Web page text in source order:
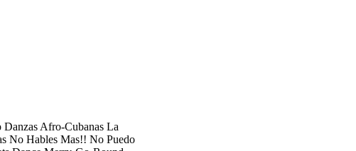
Afro-Cubanas La
No Hables Mas!! No Puedo